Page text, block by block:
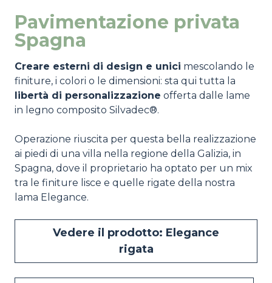
Pavimentazione privata
Spagna
Creare esterni di design e unici mescolando le
finiture, i colori o le dimensioni: sta qui tutta la
libertà di personalizzazione offerta dalle lame
in legno composito Silvadec®.
Operazione riuscita per questa bella realizzazione
ai piedi di una villa nella regione della Galizia, in
Spagna, dove il proprietario ha optato per un mix
tra le finiture lisce e quelle rigate della nostra
lama Elegance.
Vedere il prodotto: Elegance
rigata